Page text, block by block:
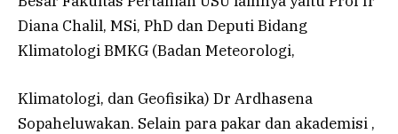
Diana Chalil, MSi, PhD dan Deputi Bidang
Klimatologi BMKG (Badan Meteorologi,
Klimatologi, dan Geofisika) Dr Ardhasena
Sopaheluwakan. Selain para pakar dan akademisi ,